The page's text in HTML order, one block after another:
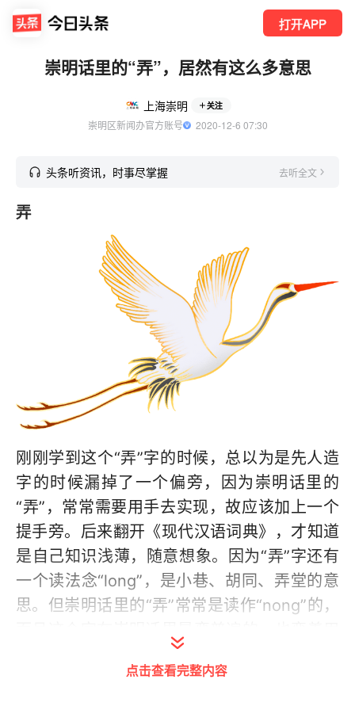
打开APP
崇明话里的“弄”，居然有这么多意思
上海崇明 关注
崇明区新闻办官方账号
  2020-12-6 07:30
头条听资讯，时事尽掌握 去听全文
弄
刚刚学到这个“弄”字的时候，总以为是先人造
字的时候漏掉了一个偏旁，因为崇明话里的
“弄”，常常需要用手去实现，故应该加上一个
提手旁。后来翻开《现代汉语词典》，才知道
是自己知识浅薄，随意想象。因为“弄”字还有
一个读法念“long”，是小巷、胡同、弄堂的意
思。但崇明话里的“弄”常常是读作“nong”的，
的，动不动就来个“弄”，甚至常常被从小“弄”
点击查看完整内容